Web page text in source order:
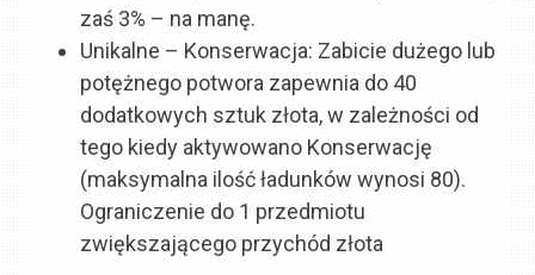
zaś 3% – na manę.
Unikalne – Konserwacja: Zabicie dużego lub
potężnego potwora zapewnia do 40
dodatkowych sztuk złota, w zależności od
tego kiedy aktywowano Konserwację
(maksymalna ilość ładunków wynosi 80).
Ograniczenie do 1 przedmiotu
zwiększającego przychód złota